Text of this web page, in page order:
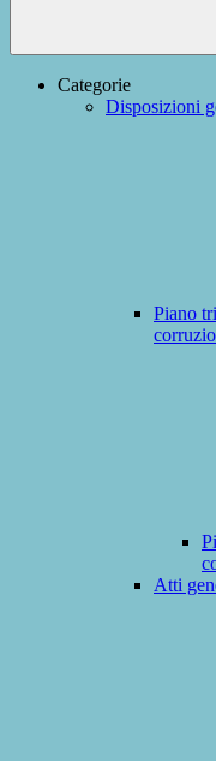
Categorie
Disposizioni
Piano
Atti